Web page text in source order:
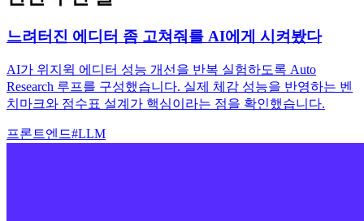
느려터진 에디터 좀 고쳐줘를 AI에게 시켜봤다
AI가 위지윅 에디터 성능 개선을 반복 실험하도록 Auto
Research 루프를 구성했습니다. 실제 체감 성능을 반영하는 벤
치마크와 점수표 설계가 핵심이라는 점을 확인했습니다.
프론트엔드#LLM